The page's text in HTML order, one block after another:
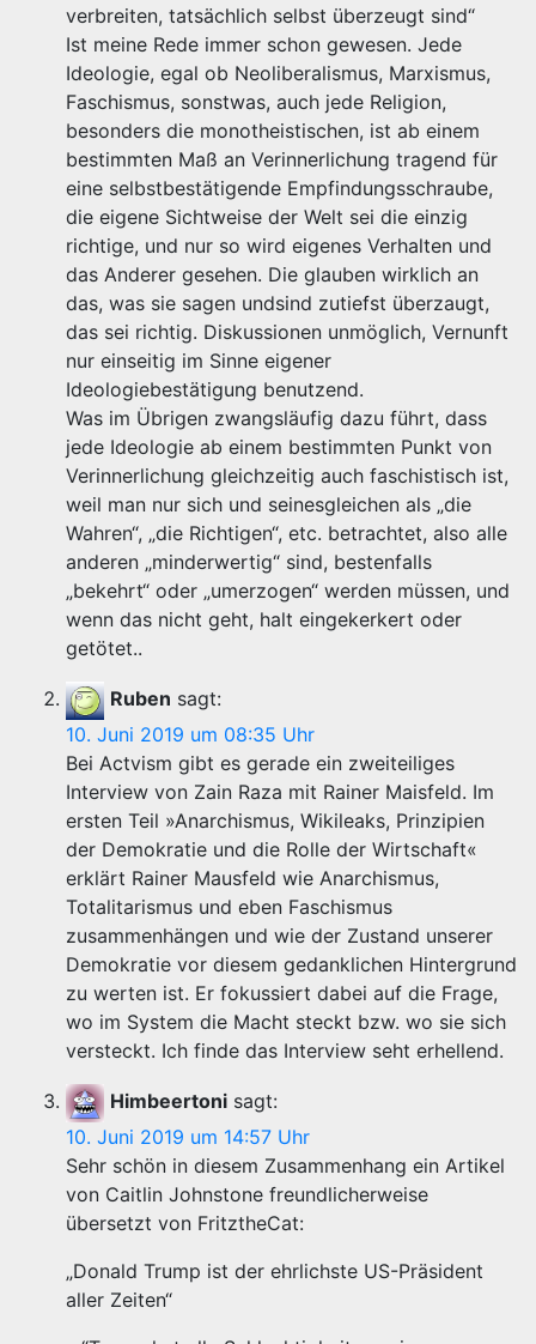
verbreiten, tatsächlich selbst überzeugt sind“
Ist meine Rede immer schon gewesen. Jede
Ideologie, egal ob Neoliberalismus, Marxismus,
Faschismus, sonstwas, auch jede Religion,
besonders die monotheistischen, ist ab einem
bestimmten Maß an Verinnerlichung tragend für
eine selbstbestätigende Empfindungsschraube,
die eigene Sichtweise der Welt sei die einzig
richtige, und nur so wird eigenes Verhalten und
das Anderer gesehen. Die glauben wirklich an
das, was sie sagen undsind zutiefst überzaugt,
das sei richtig. Diskussionen unmöglich, Vernunft
nur einseitig im Sinne eigener
Ideologiebestätigung benutzend.
Was im Übrigen zwangsläufig dazu führt, dass
jede Ideologie ab einem bestimmten Punkt von
Verinnerlichung gleichzeitig auch faschistisch ist,
weil man nur sich und seinesgleichen als „die
Wahren“, „die Richtigen“, etc. betrachtet, also alle
anderen „minderwertig“ sind, bestenfalls
„bekehrt“ oder „umerzogen“ werden müssen, und
wenn das nicht geht, halt eingekerkert oder
getötet..
Ruben sagt:
10. Juni 2019 um 08:35 Uhr
Bei Actvism gibt es gerade ein zweiteiliges
Interview von Zain Raza mit Rainer Maisfeld. Im
ersten Teil »Anarchismus, Wikileaks, Prinzipien
der Demokratie und die Rolle der Wirtschaft«
erklärt Rainer Mausfeld wie Anarchismus,
Totalitarismus und eben Faschismus
zusammenhängen und wie der Zustand unserer
Demokratie vor diesem gedanklichen Hintergrund
zu werten ist. Er fokussiert dabei auf die Frage,
wo im System die Macht steckt bzw. wo sie sich
versteckt. Ich finde das Interview seht erhellend.
Himbeertoni sagt:
10. Juni 2019 um 14:57 Uhr
Sehr schön in diesem Zusammenhang ein Artikel
von Caitlin Johnstone freundlicherweise
übersetzt von FritztheCat:
„Donald Trump ist der ehrlichste US-Präsident
aller Zeiten“